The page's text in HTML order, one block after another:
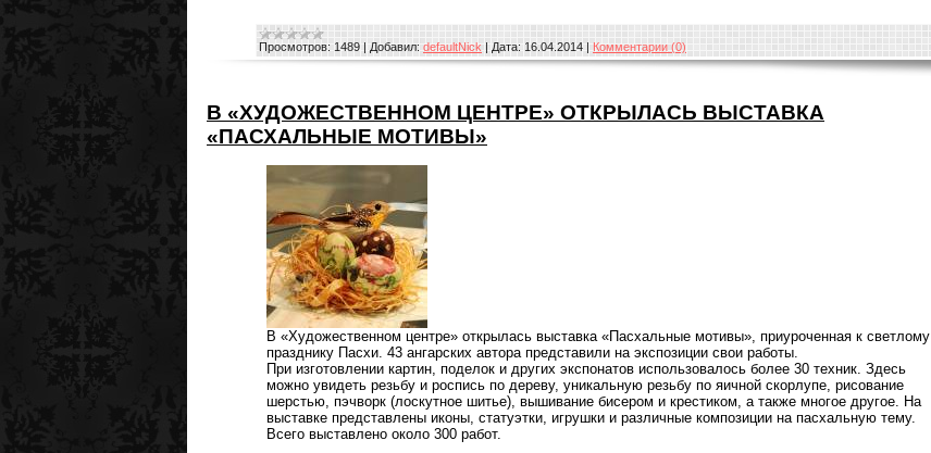
Просмотров: 1489 | Добавил: defaultNick | Дата: 16.04.2014 | Комментарии (0)
В «ХУДОЖЕСТВЕННОМ ЦЕНТРЕ» ОТКРЫЛАСЬ ВЫСТАВКА
«ПАСХАЛЬНЫЕ МОТИВЫ»
В «Художественном центре» открылась выставка «Пасхальные мотивы», приуроченная к светлому
празднику Пасхи. 43 ангарских автора представили на экспозиции свои работы.
При изготовлении картин, поделок и других экспонатов использовалось более 30 техник. Здесь
можно увидеть резьбу и роспись по дереву, уникальную резьбу по яичной скорлупе, рисование
шерстью, пэчворк (лоскутное шитье), вышивание бисером и крестиком, а также многое другое. На
выставке представлены иконы, статуэтки, игрушки и различные композиции на пасхальную тему.
Всего выставлено около 300 работ.